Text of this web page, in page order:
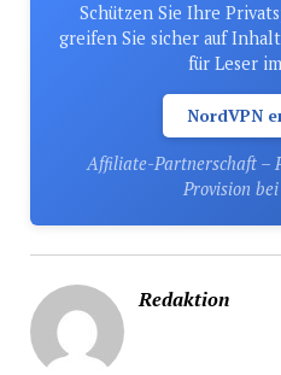
Schützen Sie Ihre
greifen Sie sicher auf
für Leser
NordVPN
Affiliate-Partnerschaft –
Provision
Redaktion